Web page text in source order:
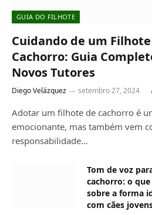
GUIA DO FILHOTE
Cuidando de um
Cachorro: Guia
Novos Tutores
Diego Velázquez setembro 27, 2024
Adotar um filhote de cachorro é
emocionante, mas também vem
responsabilidade…
Tom de voz
cachorro: o
sobre a forma
com cães